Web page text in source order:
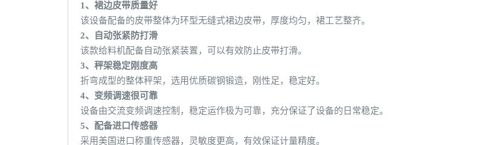
1、裙边皮带质量好
该设备配备的皮带整体为环型无缝式裙边皮带，厚度均匀，裙工艺整齐。
2、自动张紧防打滑
该款给料机配备自动张紧装置，可以有效防止皮带打滑。
3、秤架稳定刚度高
折弯成型的整体秤架，选用优质碳钢锻造，刚性足，稳定好。
4、变频调速很可靠
设备由交流变频调速控制，稳定运作极为可靠，充分保证了设备的日常稳定。
5、配备进口传感器
采用美国进口称重传感器，灵敏度更高，有效保证计量精度。